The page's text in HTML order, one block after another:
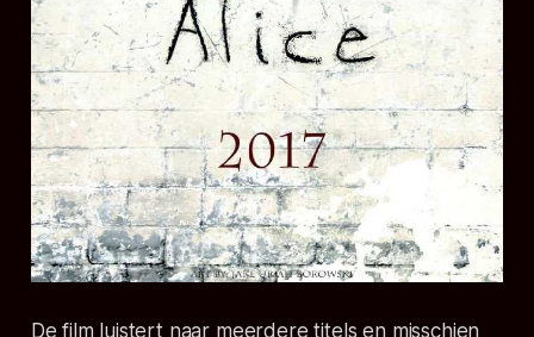
De film luistert naar meerdere titels en misschien